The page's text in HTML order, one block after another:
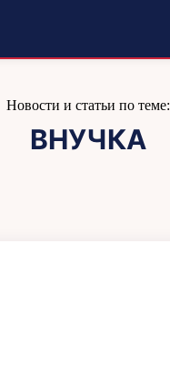
Новости и статьи по теме:
ВНУЧКА